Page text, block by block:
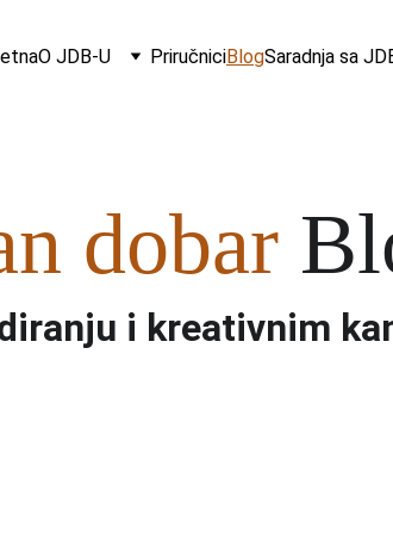
O JDB-U PriručniciBlogSaradnja sa
dobar
i kreativnim